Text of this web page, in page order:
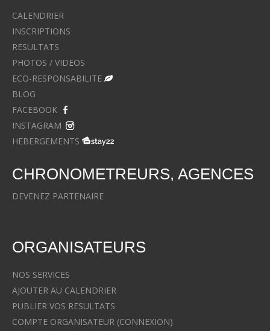
CALENDRIER
INSCRIPTIONS
RESULTATS
PHOTOS / VIDEOS
ECO-RESPONSABILITE
BLOG
FACEBOOK
INSTAGRAM
HEBERGEMENTS
CHRONOMETREURS, AGENCES
DEVENEZ PARTENAIRE
ORGANISATEURS
NOS SERVICES
AJOUTER AU CALENDRIER
PUBLIER VOS RESULTATS
COMPTE ORGANISATEUR (CONNEXION)